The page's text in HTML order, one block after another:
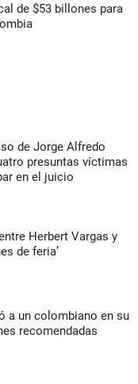
de $53 billones para
de Jorge Alfredo
presuntas víctimas
en el juicio
Herbert Vargas y
de feria’
a un colombiano en su
recomendadas